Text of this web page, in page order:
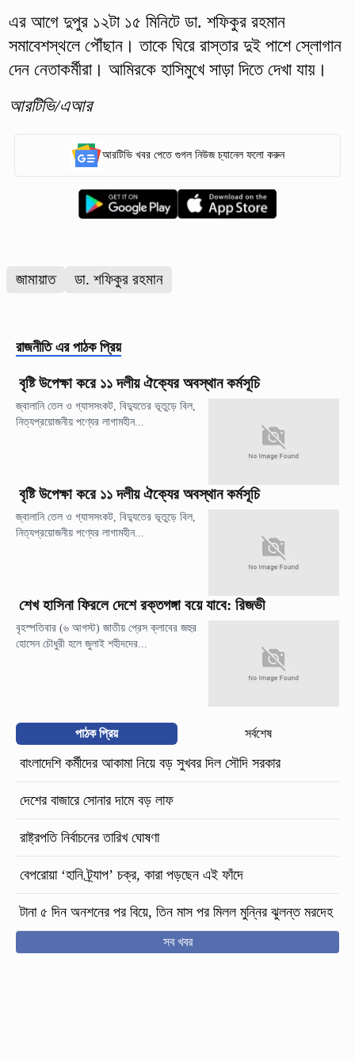
এর আগে দুপুর ১২টা ১৫ মিনিটে ডা. শফিকুর রহমান
সমাবেশস্থলে পৌঁছান। তাকে ঘিরে রাস্তার দুই পাশে স্লোগান
দেন নেতাকর্মীরা। আমিরকে হাসিমুখে সাড়া দিতে দেখা যায়।
আরটিভি/এআর
আরটিভি খবর পেতে গুগল নিউজ চ্যানেল ফলো করুন
জামায়াত ডা. শফিকুর রহমান
রাজনীতি এর পাঠক প্রিয়
বৃষ্টি উপেক্ষা করে ১১ দলীয় ঐক্যের অবস্থান কর্মসূচি
জ্বালানি তেল ও গ্যাসসংকট, বিদ্যুতের ভূতুড়ে বিল,
নিত্যপ্রয়োজনীয় পণ্যের লাগামহীন...
বৃষ্টি উপেক্ষা করে ১১ দলীয় ঐক্যের অবস্থান কর্মসূচি
জ্বালানি তেল ও গ্যাসসংকট, বিদ্যুতের ভূতুড়ে বিল,
নিত্যপ্রয়োজনীয় পণ্যের লাগামহীন...
শেখ হাসিনা ফিরলে দেশে রক্তগঙ্গা বয়ে যাবে: রিজভী
বৃহস্পতিবার (৬ আগস্ট) জাতীয় প্রেস ক্লাবের জহুর
হোসেন চৌধুরী হলে জুলাই শহীদদের...
পাঠক প্রিয় সর্বশেষ
বাংলাদেশি কর্মীদের আকামা নিয়ে বড় সুখবর দিল সৌদি সরকার
দেশের বাজারে সোনার দামে বড় লাফ
রাষ্ট্রপতি নির্বাচনের তারিখ ঘোষণা
বেপরোয়া ‘হানি ট্র্যাপ’ চক্র, কারা পড়ছেন এই ফাঁদে
টানা ৫ দিন অনশনের পর বিয়ে, তিন মাস পর মিলল মুন্নির ঝুলন্ত মরদেহ
সব খবর